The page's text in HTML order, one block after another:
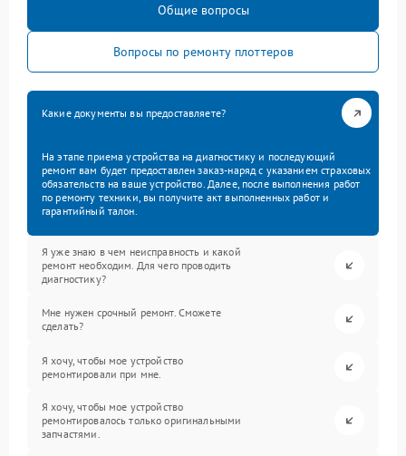
Общие вопросы
Вопросы по ремонту плоттеров
Какие документы вы предоставляете?
На этапе приема устройства на диагностику и последующий
ремонт вам будет предоставлен заказ-наряд с указанием страховых
обязательств на ваше устройство. Далее, после выполнения работ
по ремонту техники, вы получите акт выполненных работ и
гарантийный талон.
Я уже знаю в чем неисправность и какой
ремонт необходим. Для чего проводить
диагностику?
Мне нужен срочный ремонт. Сможете
сделать?
Я хочу, чтобы мое устройство
ремонтировали при мне.
Я хочу, чтобы мое устройство
ремонтировалось только оригинальными
запчастями.